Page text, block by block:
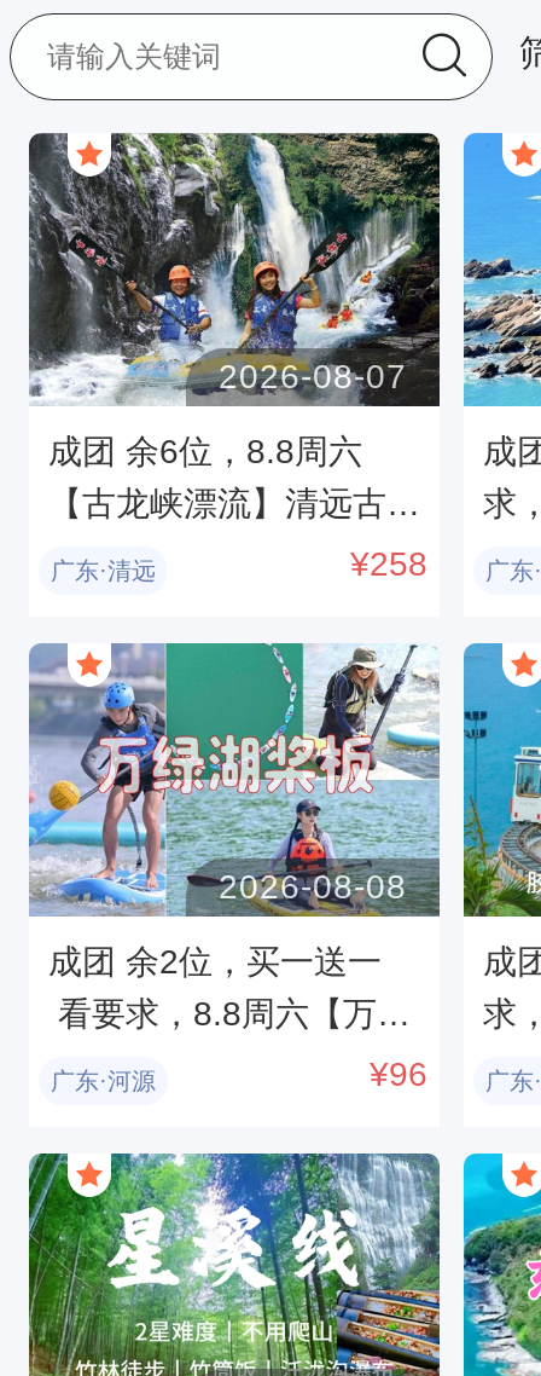
成团 余6位，8.8周六
【古龙峡漂流】清远古龙
峡漂流打水仗，浪尖上的
2026-08-07
广东·清远 ¥258
成
求
文
道
广东
成团 余2位，买一送一
看要求，8.8周六【万绿
湖桨板】不会游泳也可
琴。
2026-08-08
广东·河源 ¥96
成
求
仓
+
广东